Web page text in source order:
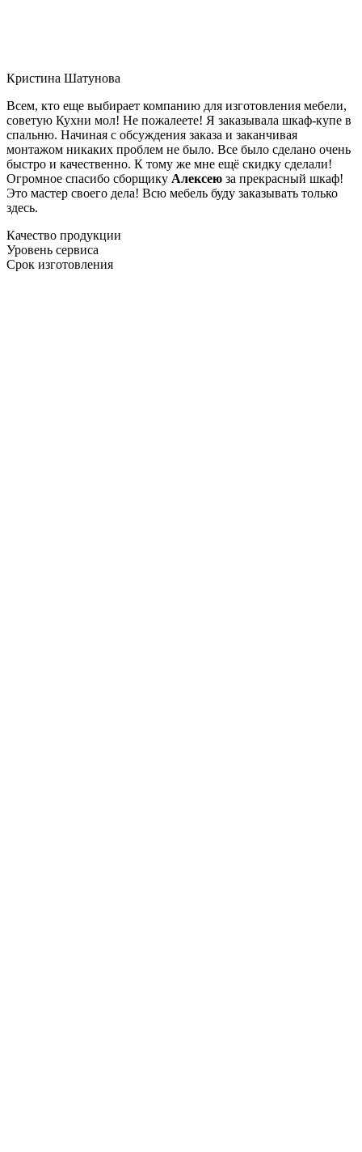
Кристина Шатунова
Всем, кто еще выбирает компанию для изготовления мебели,
советую Кухни мол! Не пожалеете! Я заказывала шкаф-купе в
спальню. Начиная с обсуждения заказа и заканчивая
монтажом никаких проблем не было. Все было сделано очень
быстро и качественно. К тому же мне ещё скидку сделали!
Огромное спасибо сборщику Алексею за прекрасный шкаф!
Это мастер своего дела! Всю мебель буду заказывать только
здесь.
Качество продукции
Уровень сервиса
Срок изготовления